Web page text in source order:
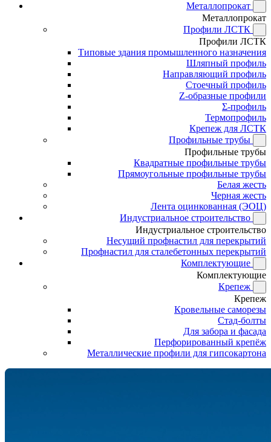
Металлопрокат
Металлопрокат
Профили ЛСТК
Профили ЛСТК
Типовые здания промышленного назначения
Шляпный профиль
Направляющий профиль
Стоечный профиль
Z-образные профили
Σ-профиль
Термопрофиль
Крепеж для ЛСТК
Профильные трубы
Профильные трубы
Квадратные профильные трубы
Прямоугольные профильные трубы
Белая жесть
Черная жесть
Лента оцинкованная (ЭОЦ)
Индустриальное строительство
Индустриальное строительство
Несущий профнастил для перекрытий
Профнастил для сталебетонных перекрытий
Комплектующие
Комплектующие
Крепеж
Крепеж
Кровельные саморезы
Стад-болты
Для забора и фасада
Перфорированный крепёж
Металлические профили для гипсокартона